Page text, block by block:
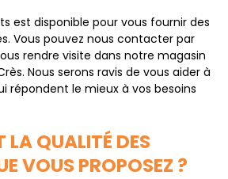
est disponible pour vous fournir des
Vous pouvez nous contacter par
rendre visite dans notre magasin
Nous serons ravis de vous aider à
répondent le mieux à vos besoins
LA QUALITÉ DES
VOUS PROPOSEZ ?